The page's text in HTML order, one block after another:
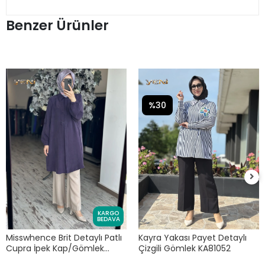
Benzer Ürünler
KARGO
BEDAVA
Misswhence Brit Detaylı Patlı
Cupra İpek Kap/Gömlek
Kayra Yakası Payet Detaylı
Çizgili Gömlek KA81052
%30